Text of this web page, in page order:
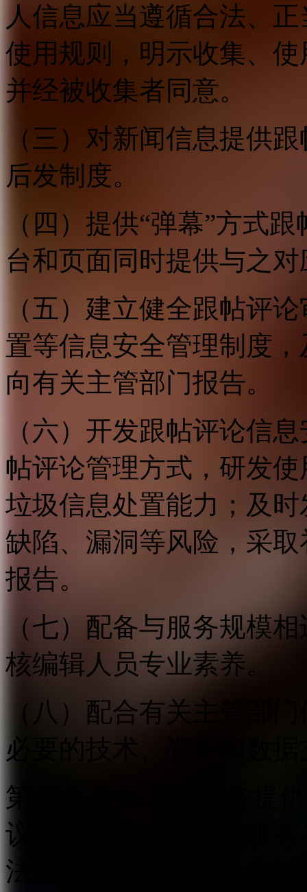
人信息应当遵循合法、
使用规则，明示收集、
并经被收集者同意。
（三）对新闻信息提供
后发制度。
（四）提供“弹幕”方式
台和页面同时提供与之
（五）建立健全跟帖评
置等信息安全管理制度
向有关主管部门报告。
（六）开发跟帖评论信
帖评论管理方式，研发
垃圾信息处置能力；及
缺陷、漏洞等风险，采
报告。
（七）配备与服务规模
核编辑人员专业素养。
（八）配合有关主管部
必要的技术、资料和数
第六条 跟帖评论服务提
议，明确跟帖评论的服
法律法规告知义务，有